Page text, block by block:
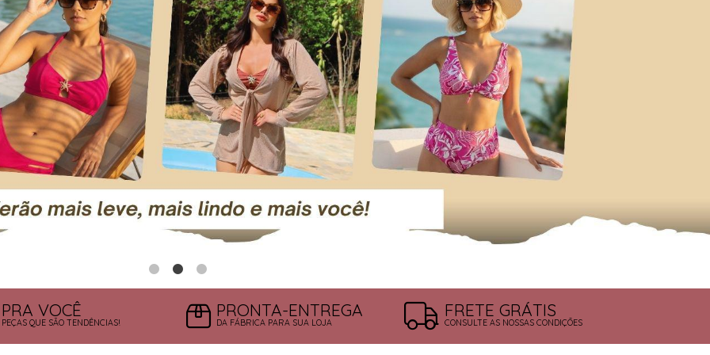
PRA VOCÊ
PEÇAS QUE SÃO TENDÊNCIAS!
PRONTA-ENTREGA
DA FÁBRICA PARA SUA LOJA
FRETE GRÁTIS
CONSULTE AS NOSSAS CONDIÇÕES